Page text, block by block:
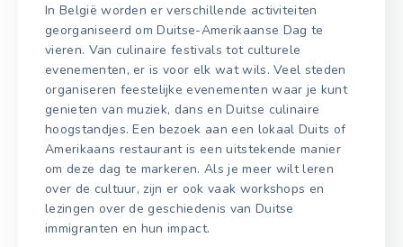
In België worden er verschillende activiteiten
georganiseerd om Duitse-Amerikaanse Dag te
vieren. Van culinaire festivals tot culturele
evenementen, er is voor elk wat wils. Veel steden
organiseren feestelijke evenementen waar je kunt
genieten van muziek, dans en Duitse culinaire
hoogstandjes. Een bezoek aan een lokaal Duits of
Amerikaans restaurant is een uitstekende manier
om deze dag te markeren. Als je meer wilt leren
over de cultuur, zijn er ook vaak workshops en
lezingen over de geschiedenis van Duitse
immigranten en hun impact.